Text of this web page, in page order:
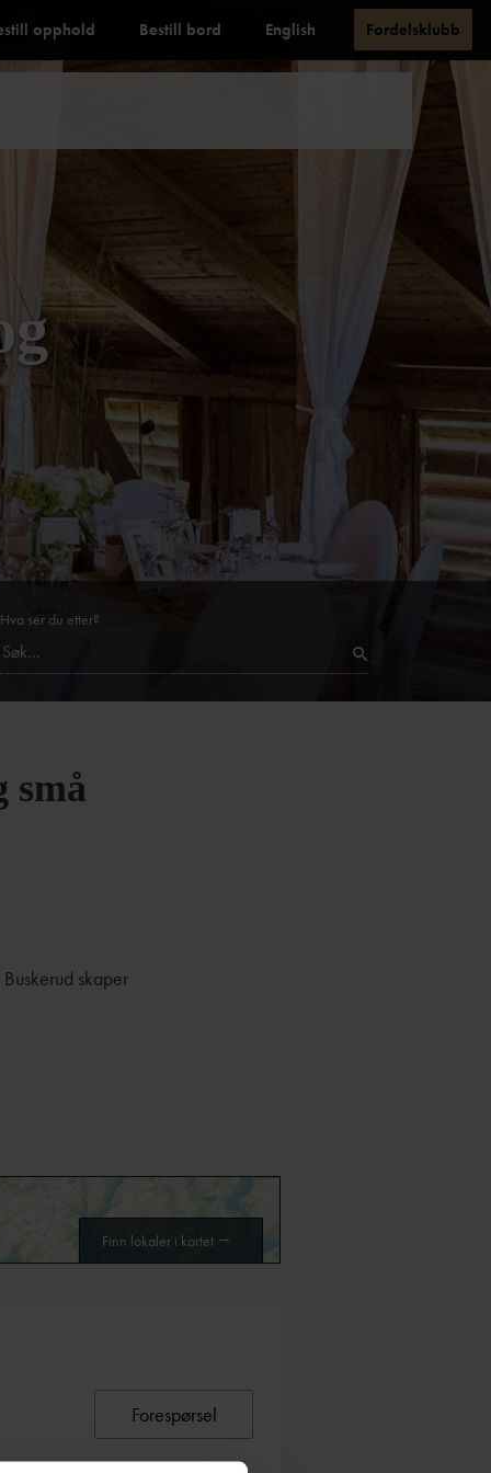
opphold Bestill bord English Fordelsklubb
Hva ser du etter?
små
skaper
Finn lokaler i kartet
Forespørsel